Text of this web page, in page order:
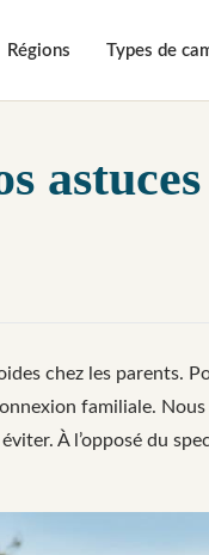
Régions Types de
chez les parents.
familiale.
À l’opposé du